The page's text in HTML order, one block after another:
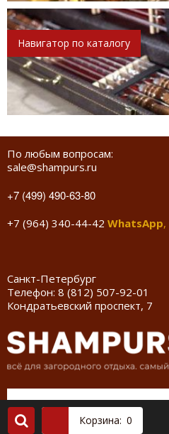
Навигатор по каталогу
По любым вопросам:
sale@shampurs.ru
+7 (499) 490-63-80
+7 (964) 340-44-42 WhatsApp,
Санкт-Петербург
Телефон: 8 (812) 507-92-01
Кондратьевский проспект, 7
Корзина: 0